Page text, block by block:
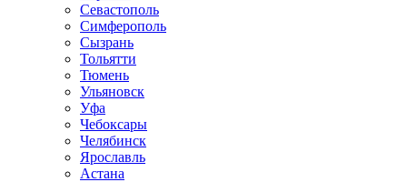
Севастополь
Симферополь
Сызрань
Тольятти
Тюмень
Ульяновск
Уфа
Чебоксары
Челябинск
Ярославль
Астана